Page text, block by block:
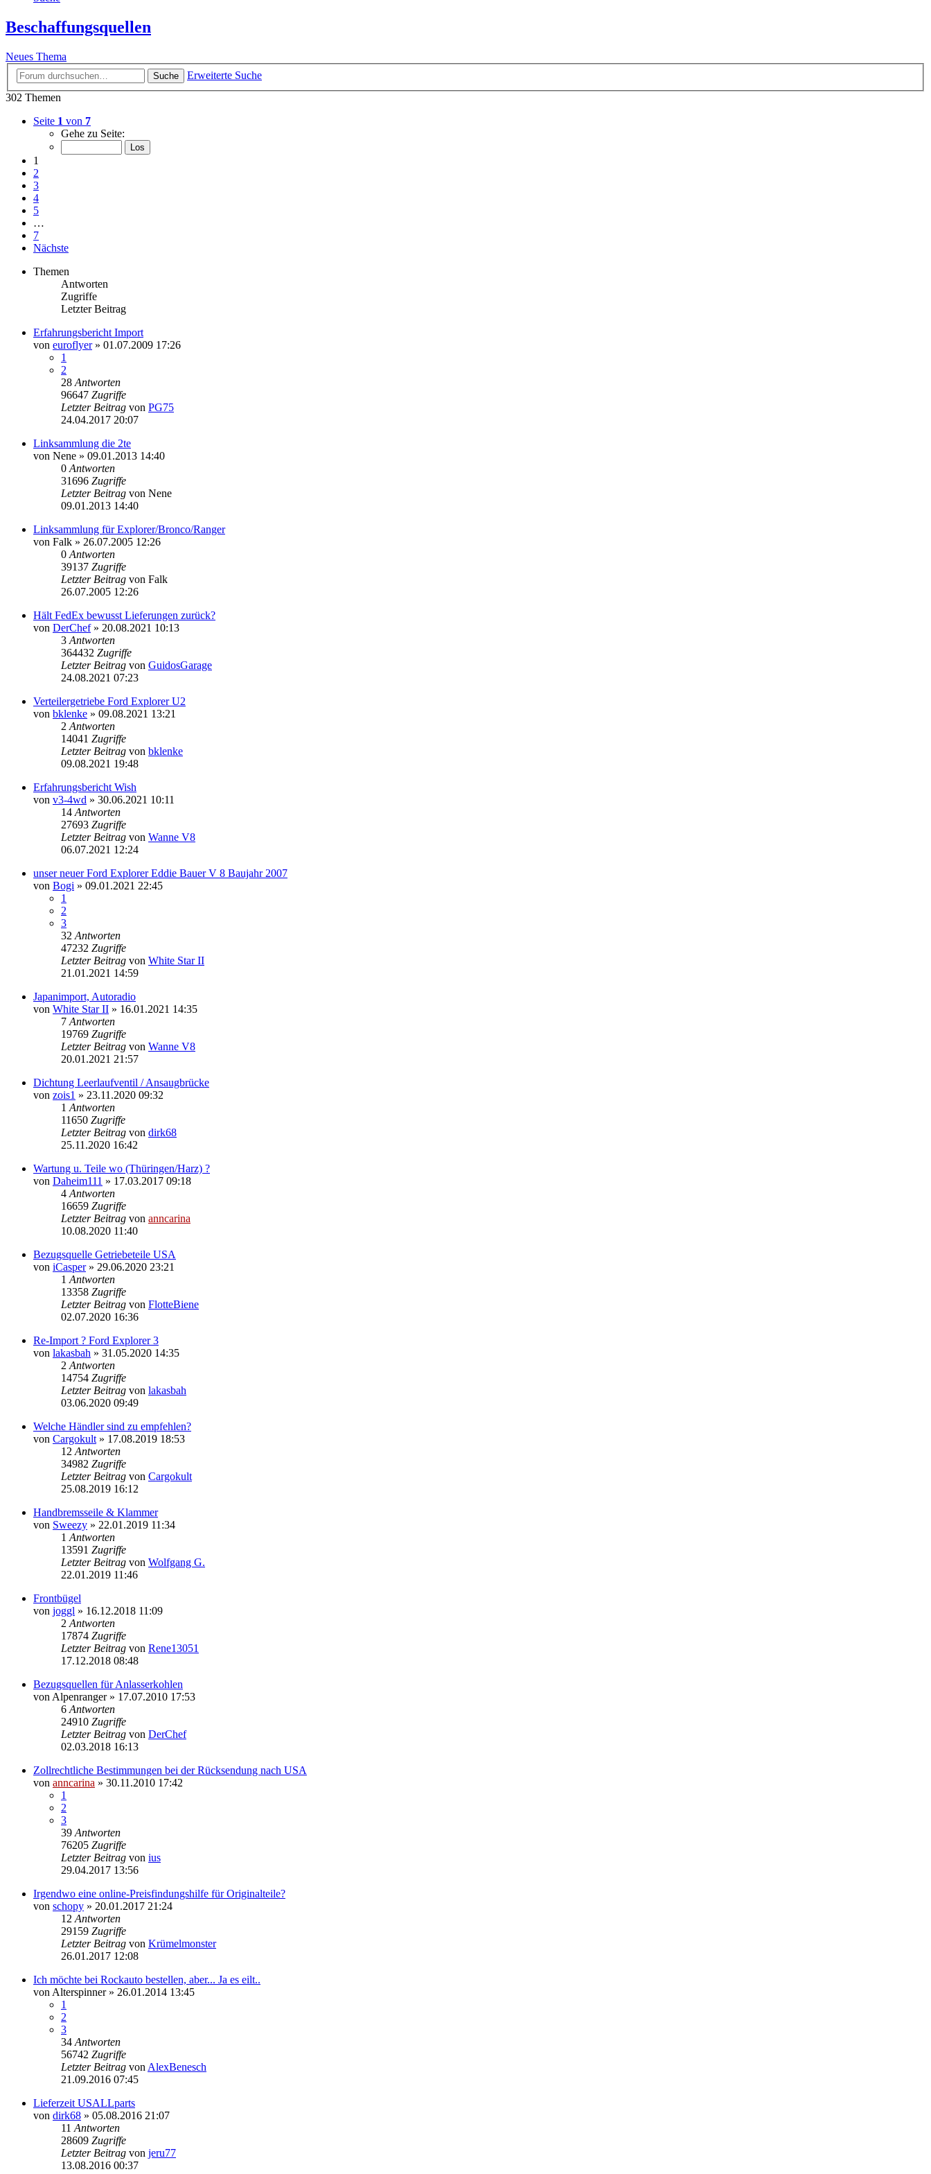
Beschaffungsquellen
Neues Thema
Suche
Erweiterte Suche
302 Themen
Seite 1 von 7
Gehe zu Seite:
1
2
3
4
5
…
7
Nächste
Themen
Antworten
Zugriffe
Letzter Beitrag
Erfahrungsbericht Import
von euroflyer» 01.07.2009 17:26
1
2
28 Antworten
96647 Zugriffe
Letzter Beitrag von PG75
24.04.2017 20:07
Linksammlung die 2te
von Nene » 09.01.2013 14:40
0 Antworten
31696 Zugriffe
Letzter Beitrag von Nene
09.01.2013 14:40
Linksammlung für Explorer/Bronco/Ranger
von Falk » 26.07.2005 12:26
0 Antworten
39137 Zugriffe
Letzter Beitrag von Falk
26.07.2005 12:26
Hält FedEx bewusst Lieferungen zurück?
von DerChef» 20.08.2021 10:13
3 Antworten
364432 Zugriffe
Letzter Beitrag von GuidosGarage
24.08.2021 07:23
Verteilergetriebe Ford Explorer U2
von bklenke » 09.08.2021 13:21
2 Antworten
14041 Zugriffe
Letzter Beitrag von bklenke
09.08.2021 19:48
Erfahrungsbericht Wish
von v3-4wd » 30.06.2021 10:11
14 Antworten
27693 Zugriffe
Letzter Beitrag von Wanne V8
06.07.2021 12:24
unser neuer Ford Explorer Eddie Bauer V 8 Baujahr 2007
von Bogi » 09.01.2021 22:45
1
2
3
32 Antworten
47232 Zugriffe
Letzter Beitrag von White Star II
21.01.2021 14:59
Japanimport, Autoradio
von White Star II » 16.01.2021 14:35
7 Antworten
19769 Zugriffe
Letzter Beitrag von Wanne V8
20.01.2021 21:57
Dichtung Leerlaufventil / Ansaugbrücke
von zois1 » 23.11.2020 09:32
1 Antworten
11650 Zugriffe
Letzter Beitrag von dirk68
25.11.2020 16:42
Wartung u. Teile wo (Thüringen/Harz) ?
von Daheim111 » 17.03.2017 09:18
4 Antworten
16659 Zugriffe
Letzter Beitrag von anncarina
10.08.2020 11:40
Bezugsquelle Getriebeteile USA
von iCasper» 29.06.2020 23:21
1 Antworten
13358 Zugriffe
Letzter Beitrag von FlotteBiene
02.07.2020 16:36
Re-Import ? Ford Explorer 3
von lakasbah » 31.05.2020 14:35
2 Antworten
14754 Zugriffe
Letzter Beitrag von lakasbah
03.06.2020 09:49
Welche Händler sind zu empfehlen?
von Cargokult » 17.08.2019 18:53
12 Antworten
34982 Zugriffe
Letzter Beitrag von Cargokult
25.08.2019 16:12
Handbremsseile & Klammer
von Sweezy » 22.01.2019 11:34
1 Antworten
13591 Zugriffe
Letzter Beitrag von Wolfgang G.
22.01.2019 11:46
Frontbügel
von joggl » 16.12.2018 11:09
2 Antworten
17874 Zugriffe
Letzter Beitrag von Rene13051
17.12.2018 08:48
Bezugsquellen für Anlasserkohlen
von Alpenranger» 17.07.2010 17:53
6 Antworten
24910 Zugriffe
Letzter Beitrag von DerChef
02.03.2018 16:13
Zollrechtliche Bestimmungen bei der Rücksendung nach USA
von anncarina » 30.11.2010 17:42
1
2
3
39 Antworten
76205 Zugriffe
Letzter Beitrag von ius
29.04.2017 13:56
Irgendwo eine online-Preisfindungshilfe für Originalteile?
von schopy » 20.01.2017 21:24
12 Antworten
29159 Zugriffe
Letzter Beitrag von Krümelmonster
26.01.2017 12:08
Ich möchte bei Rockauto bestellen, aber... Ja es eilt..
von Alterspinner» 26.01.2014 13:45
1
2
3
34 Antworten
56742 Zugriffe
Letzter Beitrag von AlexBenesch
21.09.2016 07:45
Lieferzeit USALLparts
von dirk68 » 05.08.2016 21:07
11 Antworten
28609 Zugriffe
Letzter Beitrag von jeru77
13.08.2016 00:37